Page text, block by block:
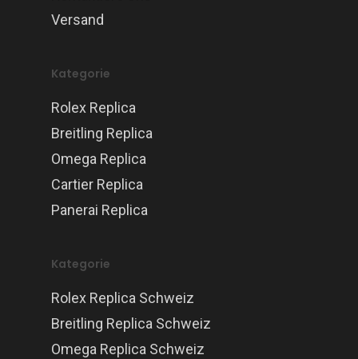
Versand
Kategorie
Rolex Replica
Breitling Replica
Omega Replica
Cartier Replica
Panerai Replica
Kategorie
Rolex Replica Schweiz
Breitling Replica Schweiz
Omega Replica Schweiz